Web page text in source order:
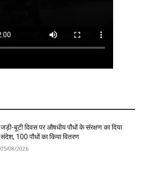
जड़ी-बूटी दिवस पर औषधीय पौधों के संरक्षण का दिया
संदेश, 100 पौधों का किया वितरण
05/08/2026